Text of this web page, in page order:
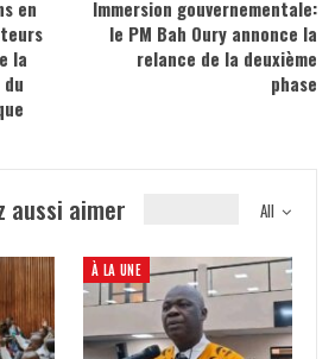
en
la
Immersion gouvernementale:
le PM Bah Oury annonce la
relance de la deuxième
phase
All
aussi aimer
À LA UNE